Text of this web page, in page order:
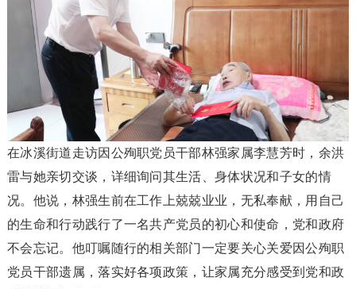
在冰溪街道走访因公殉职党员干部林强家属李慧芳时，余洪
雷与她亲切交谈，详细询问其生活、身体状况和子女的情
况。他说，林强生前在工作上兢兢业业，无私奉献，用自己
的生命和行动践行了一名共产党员的初心和使命，党和政府
不会忘记。他叮嘱随行的相关部门一定要关心关爱因公殉职
党员干部遗属，落实好各项政策，让家属充分感受到党和政